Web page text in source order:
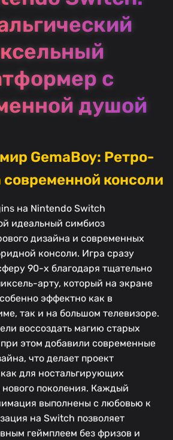
с
душой
GemaBoy: Ретро-
современной консоли
на Nintendo Switch
идеальный симбиоз
дизайна и современных
консоли. Игра сразу
90-х благодаря тщательно
арту, который на экране
эффектно как в
так и на большом телевизоре.
воссоздать магию старых
этом добавили современные
что делает проект
для ностальгирующих
нового поколения. Каждый
выполнены с любовью к
на Switch позволяет
геймплеем без фризов и